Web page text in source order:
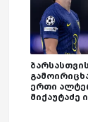
ერთი
მიქაუტაძე